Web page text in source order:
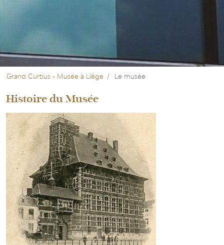
Grand Curtius - Musée à Liège Le musée
Histoire du Musée